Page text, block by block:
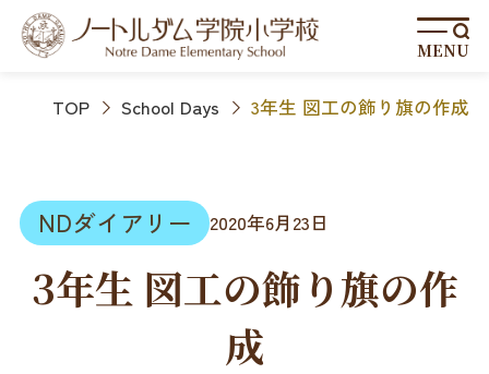
MENU
TOP School Days 3年生 図工の飾り旗の作成
NDダイアリー 2020年6月23日
3年生 図工の飾り旗の作
成